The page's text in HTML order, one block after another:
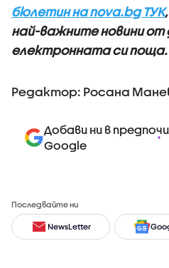
бюлетин на nova.bg ТУК
най-важните новини от
електронната си поща.
Редактор: Росана
Добави ни в
Google
Последвайте ни
NewsLetter